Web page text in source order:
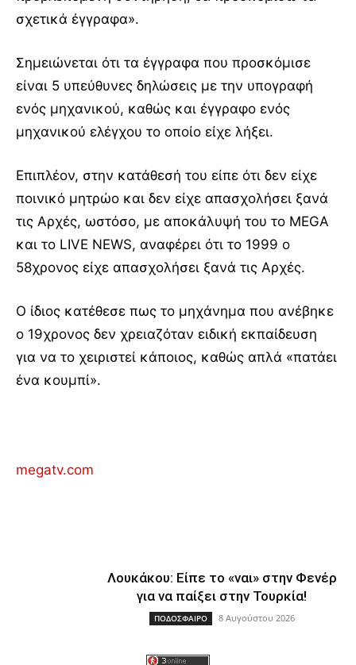
σχετικά έγγραφα».
Σημειώνεται ότι τα έγγραφα που προσκόμισε
είναι 5 υπεύθυνες δηλώσεις με την υπογραφή
ενός μηχανικού, καθώς και έγγραφο ενός
μηχανικού ελέγχου το οποίο είχε λήξει.
Επιπλέον, στην κατάθεσή του είπε ότι δεν είχε
ποινικό μητρώο και δεν είχε απασχολήσει ξανά
τις Αρχές, ωστόσο, με αποκάλυψή του το MEGA
και το LIVE NEWS, αναφέρει ότι το 1999 ο
58χρονος είχε απασχολήσει ξανά τις Αρχές.
Ο ίδιος κατέθεσε πως το μηχάνημα που ανέβηκε
ο 19χρονος δεν χρειαζόταν ειδική εκπαίδευση
για να το χειριστεί κάποιος, καθώς απλά «πατάει
ένα κουμπί».
megatv.com
Λουκάκου: Είπε το «ναι» στην Φενέρ
για να παίξει στην Τουρκία!
ΠΟΔΟΣΦΑΙΡΟ 8 Αυγούστου 2026